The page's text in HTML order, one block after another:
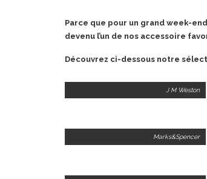
Parce que pour un grand week-
devenu l’un de nos accessoire
Découvrez ci-dessous notre
J M Weston
Marks&Spencer